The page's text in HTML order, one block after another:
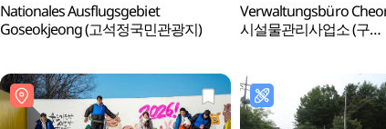
Nationales Ausflugsgebiet
Goseokjeong (고석정국민관광지)
Verwaltungsbüro
시설물관리사업소 (구